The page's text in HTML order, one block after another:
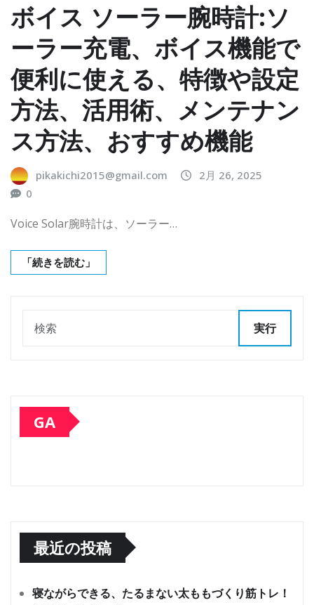
ボイス ソーラー腕時計:ソ
ーラー充電、ボイス機能で
便利に使える、特徴や設定
方法、活用術、メンテナン
ス方法、おすすめ機能
pikakichi2015@gmail.com
2月 26, 2025
0
Voice Solar腕時計は、ソーラー…
「続きを読む」
実行
GA
最近の投稿
寝ながらできる、たるまない太ももづくり筋トレ！